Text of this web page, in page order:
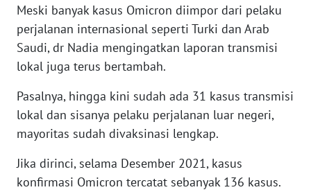
Meski banyak kasus Omicron diimpor dari pelaku
perjalanan internasional seperti Turki dan Arab
Saudi, dr Nadia mengingatkan laporan transmisi
lokal juga terus bertambah.
Pasalnya, hingga kini sudah ada 31 kasus transmisi
lokal dan sisanya pelaku perjalanan luar negeri,
mayoritas sudah divaksinasi lengkap.
Jika dirinci, selama Desember 2021, kasus
konfirmasi Omicron tercatat sebanyak 136 kasus.
WN
PAPUA
BARAT
RIAU
WN
SERAMBI
WN